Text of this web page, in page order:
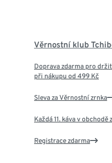
Věrnostní klub
Doprava zdarma pro
při nákupu od 499 Kč
Sleva za Věrnostní zrnka
Každá 11. káva v obchodě
Registrace zdarma